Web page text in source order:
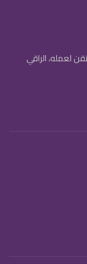
لعمله، الراقي